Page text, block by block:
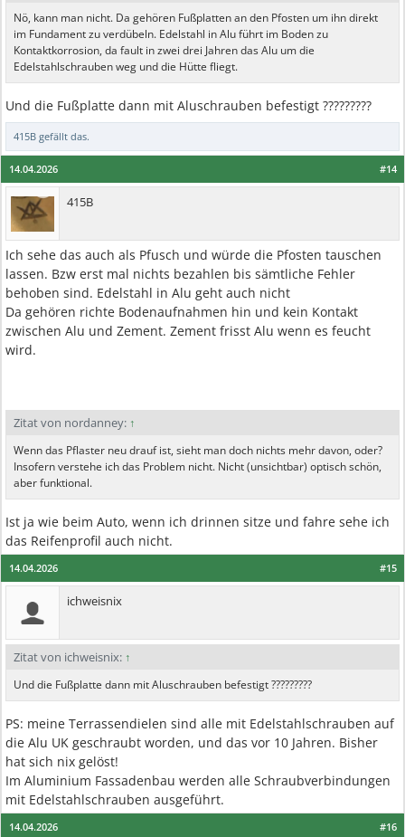
Nö, kann man nicht. Da gehören Fußplatten an den Pfosten um ihn direkt
im Fundament zu verdübeln. Edelstahl in Alu führt im Boden zu
Kontaktkorrosion, da fault in zwei drei Jahren das Alu um die
Edelstahlschrauben weg und die Hütte fliegt.
Und die Fußplatte dann mit Aluschrauben befestigt ?????????
415B gefällt das.
#14
14.04.2026
415B
Ich sehe das auch als Pfusch und würde die Pfosten tauschen
lassen. Bzw erst mal nichts bezahlen bis sämtliche Fehler
behoben sind. Edelstahl in Alu geht auch nicht
Da gehören richte Bodenaufnahmen hin und kein Kontakt
zwischen Alu und Zement. Zement frisst Alu wenn es feucht
wird.
Zitat von nordanney: ↑
Wenn das Pflaster neu drauf ist, sieht man doch nichts mehr davon, oder?
Insofern verstehe ich das Problem nicht. Nicht (unsichtbar) optisch schön,
aber funktional.
Ist ja wie beim Auto, wenn ich drinnen sitze und fahre sehe ich
das Reifenprofil auch nicht.
#15
14.04.2026
ichweisnix
Zitat von ichweisnix: ↑
Und die Fußplatte dann mit Aluschrauben befestigt ?????????
PS: meine Terrassendielen sind alle mit Edelstahlschrauben auf
die Alu UK geschraubt worden, und das vor 10 Jahren. Bisher
hat sich nix gelöst!
Im Aluminium Fassadenbau werden alle Schraubverbindungen
mit Edelstahlschrauben ausgeführt.
#16
14.04.2026